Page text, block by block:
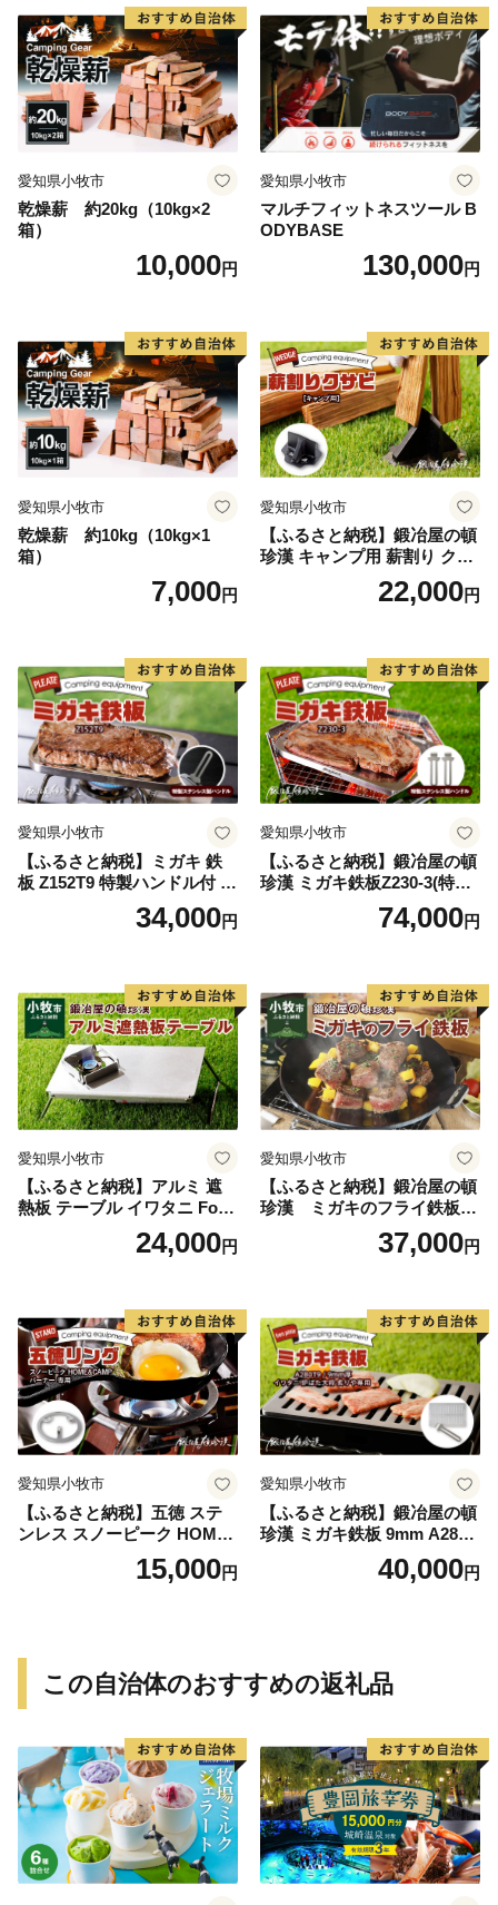
６．子どもたちが地域への愛着を育み、豊岡で世界
と出会っていること。
これらの状態を達成すれば、豊岡は世界で輝くことが
できるはずです。
私たちは、みんなの力を合せて目指す都市像に向かっ
ていきます。
愛知県小牧市
乾燥薪 約20kg（10kg×2
箱）
10,000円
愛知県小牧市
マルチフィットネスツール B
ODYBASE
130,000円
愛知県小牧市
乾燥薪 約10kg（10kg×1
箱）
7,000円
愛知県小牧市
【ふるさと納税】鍛冶屋の頓
珍漢 キャンプ用 薪割り クサ
ビ 簡単に割れる 転びにくい
ソロキャンプ 女性 お子様 黒
り寄せ 愛知県 小牧市 送料無
料
22,000円
愛知県小牧市
【ふるさと納税】ミガキ 鉄
板 Z152T9 特製ハンドル付 鍛
冶屋の頓珍漢 メスティン収
納可能 キャンプ アウトドア
用品 キャンプギア 鉄板料理
日本製 愛知県 送料無料
34,000円
愛知県小牧市
【ふるさと納税】鍛冶屋の頓
珍漢 ミガキ鉄板Z230-3(特製
ハンドル付)キャンプ アウト
ドア BBQ グランピング 極厚
日本製
74,000円
愛知県小牧市
【ふるさと納税】アルミ 遮
熱板 テーブル イワタニ Fore
Winds Micro Camp Stove F
W-MS01専用 折り畳みテーブ
ソロ ソロキャンプ グランピ
ング バーナー 風防 鍛冶屋の
頓珍漢 愛知県 小牧市 送料無
料
24,000円
愛知県小牧市
【ふるさと納税】鍛冶屋の頓
珍漢 ミガキのフライ鉄板
F220S アウトドア キャンプ
ソロ ソロキャンプ グランピ
37,000円
愛知県小牧市
【ふるさと納税】五徳 ステ
ンレス スノーピーク HOME
&CAMP バーナー専用 専用
五徳 軽量 変形しにくい ずれ
キャンプ 送料無料
15,000円
愛知県小牧市
【ふるさと納税】鍛冶屋の頓
珍漢 ミガキ鉄板 9mm A280T
9 イワタニ 炉ばた大将 炙り
や 専用 キャンプ ステンレス
40,000円
この自治体のおすすめの返礼品